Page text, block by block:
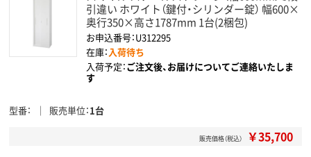
引違い ホワイト（鍵付・シリンダー錠） 幅600×
奥行350×高さ1787mm 1台(2梱包)
お申込番号：U312295
在庫：入荷待ち
入荷予定：ご注文後、お届けについてご連絡いたしま
す
型番 販売単位 1台
販売価格（税込） ￥35,700